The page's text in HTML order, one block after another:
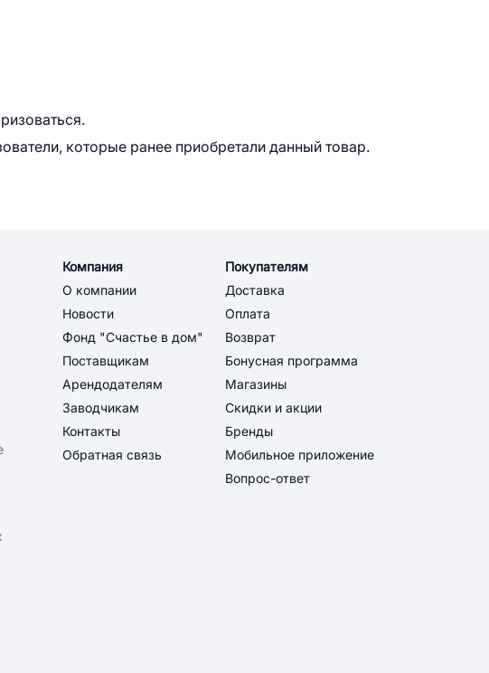
которые ранее приобретали данный товар.
Компания
О компании
Новости
Фонд "Счастье в дом"
Поставщикам
Арендодателям
Заводчикам
Контакты
Обратная связь
Покупателям
Доставка
Оплата
Возврат
Бонусная программа
Магазины
Скидки и акции
Бренды
Мобильное приложение
Вопрос-ответ